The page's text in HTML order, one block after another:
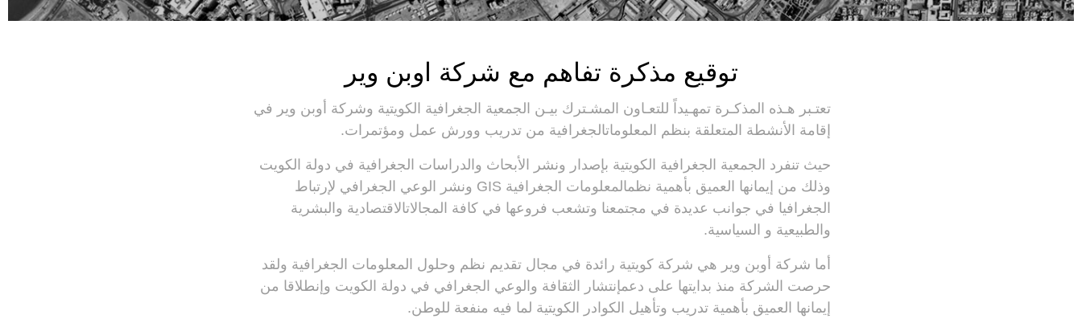
تعتـبر هـذه المذكـرة تمهـيداً للتعـاون المشـترك بيـن الجمعية الجغرافية الكويتية وشركة أوبن وير في
إقامة الأنشطة المتعلقة بنظم المعلوماتالجغرافية من تدريب وورش عمل ومؤتمرات.
حيث تنفرد الجمعية الجغرافية الكويتية بإصدار ونشر الأبحاث والدراسات الجغرافية في دولة الكويت
وذلك من إيمانها العميق بأهمية نظمالمعلومات الجغرافية ونشر الوعي الجغرافي لإرتباط
الجغرافيا في جوانب عديدة في مجتمعنا وتشعب فروعها في كافة المجالاتالاقتصادية والبشرية
والطبيعية و السياسية.
أما شركة أوبن وير هي شركة كويتية رائدة في مجال تقديم نظم وحلول المعلومات الجغرافية ولقد
حرصت الشركة منذ بدايتها على دعمإنتشار الثقافة والوعي الجغرافي في دولة الكويت وإنطلاقا من
إيمانها العميق بأهمية تدريب وتأهيل الكوادر الكويتية لما فيه منفعة للوطن.